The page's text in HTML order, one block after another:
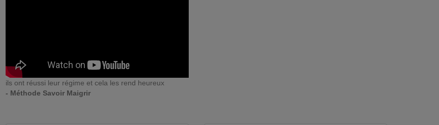
ils ont réussi leur régime et cela les rend heureux
- Méthode Savoir Maigrir